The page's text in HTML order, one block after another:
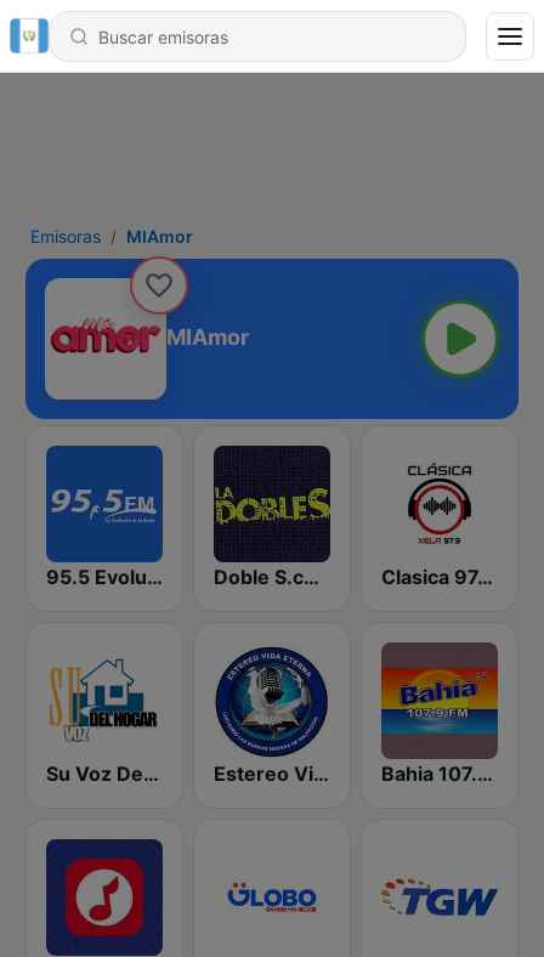
Emisoras MIAmor
MIAmor
95.5 Evolución Doble S.com Clasica 97.9 FM Quetzaltenango
Su Voz Del Hogar Estereo Vida Eterna Bahia 107.9 FM